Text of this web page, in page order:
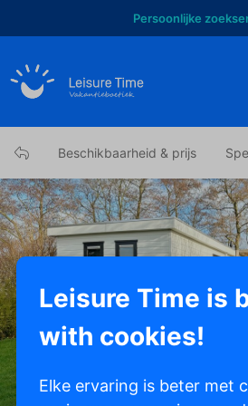
Persoonlijke
Beschikbaarheid & prijs
Leisure Time is
with cookies!
Elke ervaring is beter met